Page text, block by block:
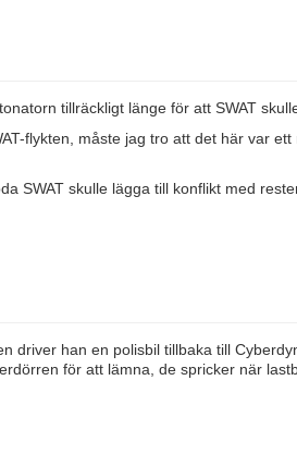
tillräckligt länge för att SWAT
flykten, måste jag tro att det här var
SWAT skulle lägga till konflikt med
driver han en polisbil tillbaka till
för att lämna, de spricker när